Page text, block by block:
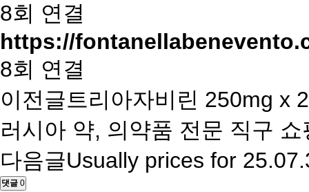
8회 연결
https://
8회 연결
이전글트리아자비린 250mg x
러시아 약, 의약품 전문 직구 쇼
다음글Usually prices for
댓글 0